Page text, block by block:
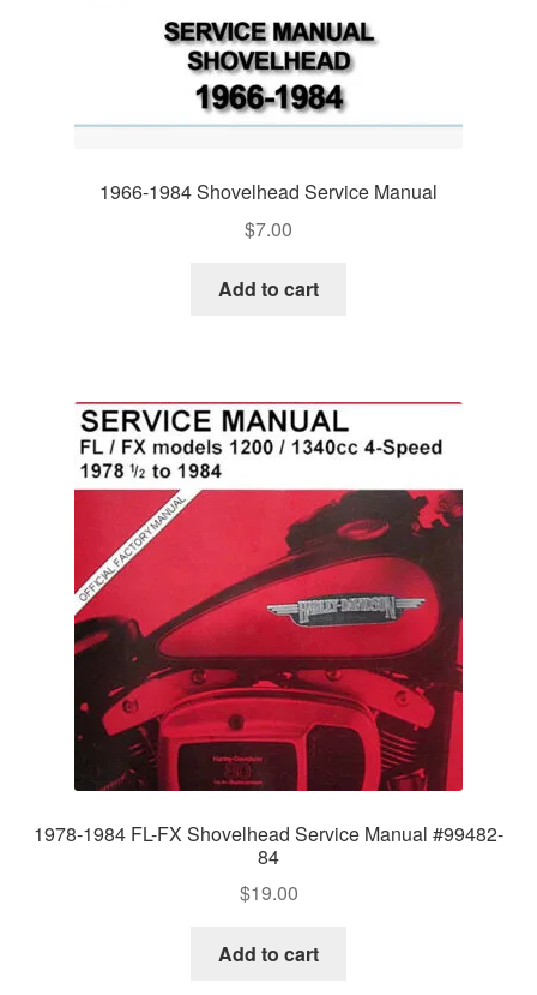
1966-1984 Shovelhead Service Manual
$7.00
Add to cart
1978-1984 FL-FX Shovelhead Service Manual #99482-
84
$19.00
Add to cart